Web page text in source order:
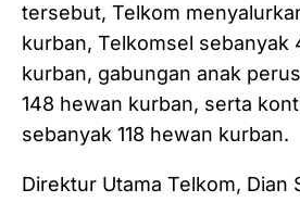
tersebut, Telkom
kurban, Telkomsel sebanyak
kurban, gabungan anak
148 hewan kurban, serta
sebanyak 118 hewan kurban.
Direktur Utama Telkom, Dian